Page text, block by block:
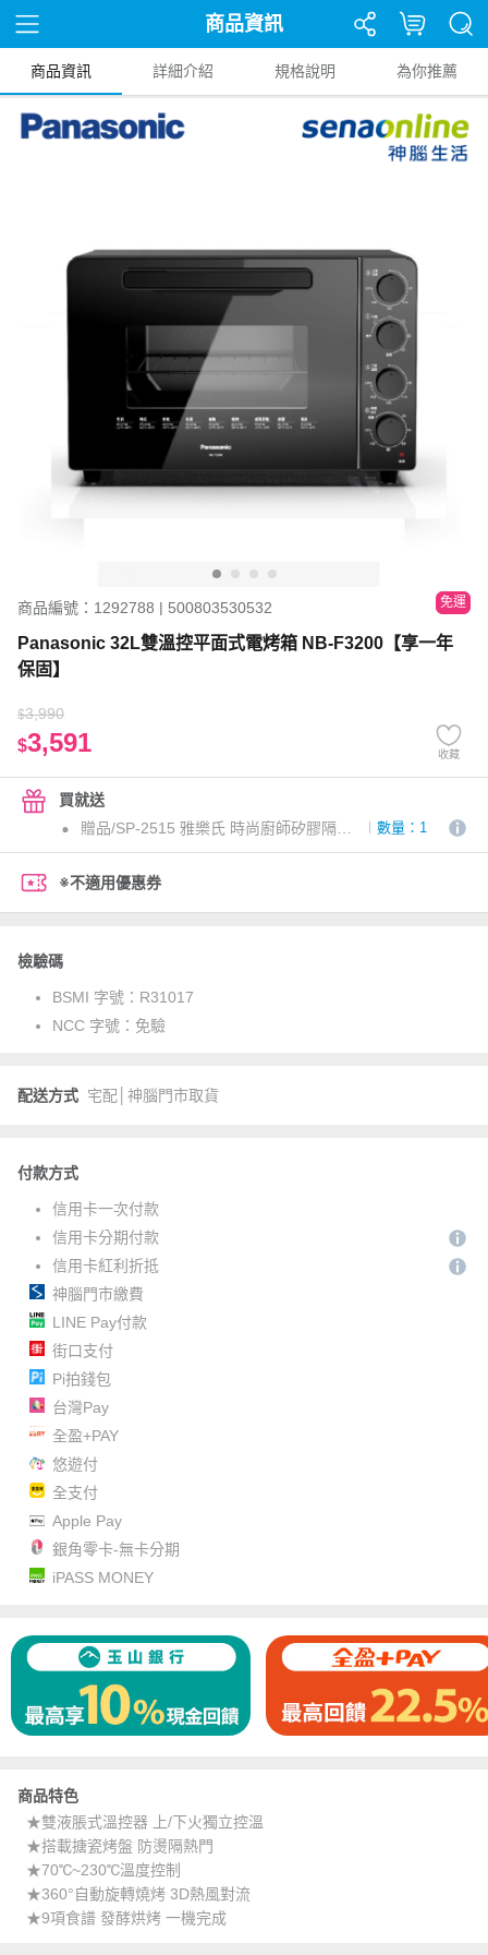
商品資訊
商品資訊 詳細介紹 規格說明 為你推薦
商品編號：1292788 | 500803530532 免運
Panasonic 32L雙溫控平面式電烤箱 NB-F3200【享一年
保固】
$3,990
$3,591 收藏
買就送
贈品/SP-2515 雅樂氏 時尚廚師矽膠隔熱組
數量：1
※不適用優惠券
檢驗碼
BSMI 字號： R31017
NCC 字號： 免驗
配送方式 宅配│神腦門市取貨
付款方式
信用卡一次付款
信用卡分期付款
信用卡紅利折抵
神腦門市繳費
LINE Pay付款
街口支付
Pi拍錢包
台灣Pay
全盈+PAY
悠遊付
全支付
Apple Pay
銀角零卡-無卡分期
iPASS MONEY
商品特色
★雙液脹式溫控器 上/下火獨立控溫
★搭載搪瓷烤盤 防燙隔熱門
★70℃~230℃溫度控制
★360°自動旋轉燒烤 3D熱風對流
★9項食譜 發酵烘烤 一機完成